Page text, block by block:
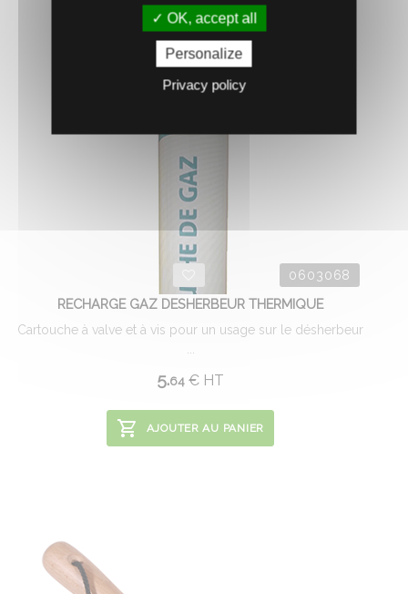
AJOUTER AU PANIER
0603068
RECHARGE GAZ DESHERBEUR THERMIQUE
Cartouche à valve et à vis pour un usage sur le désherbeur
5.64 € HT
AJOUTER AU PANIER
OK, accept all
Personalize
Privacy policy